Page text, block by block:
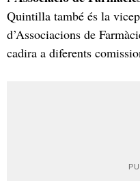
Quintilla també és la
d’Associacions de
cadira a diferents